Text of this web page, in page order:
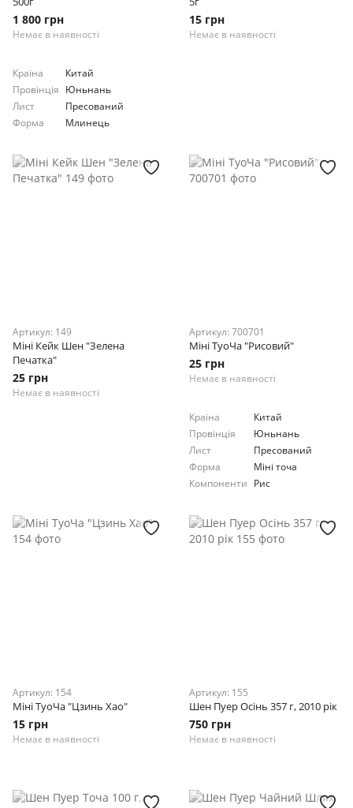
1 800 грн
Немає в наявності
Країна
Китай
Провінція Юньнань
Лист
Пресований
Форма
Млинець
15 грн
Немає в наявності
Артикул: 149
Міні Кейк Шен "Зелена
Печатка"
25 грн
Немає в наявності
Артикул: 700701
Міні ТуоЧа "Рисовий"
25 грн
Немає в наявності
Країна
Китай
Провінція
Юньнань
Лист
Пресований
Форма
Міні точа
Компоненти Рис
Артикул: 154
Міні ТуоЧа "Цзинь Хао"
15 грн
Немає в наявності
Артикул: 155
Шен Пуер Осінь 357 г, 2010 рік
750 грн
Немає в наявності